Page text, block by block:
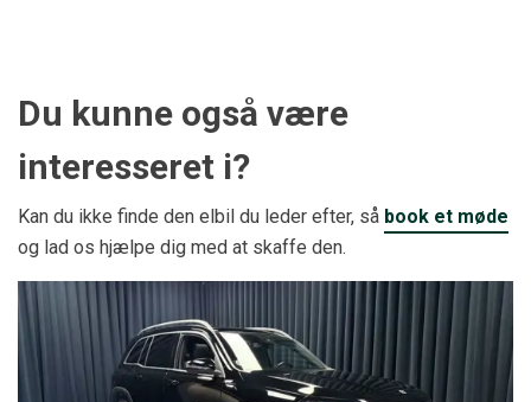
Du kunne også være
interesseret i?
Kan du ikke finde den elbil du leder efter, så book et møde
og lad os hjælpe dig med at skaffe den.